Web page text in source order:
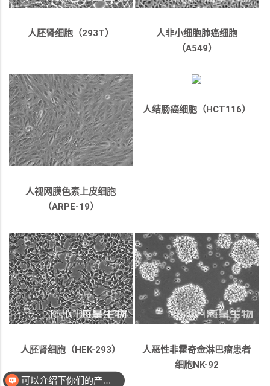
人胚肾细胞（293T）
人非小细胞肺癌细胞
（A549）
人视网膜色素上皮细胞
（ARPE-19）
人结肠癌细胞（HCT116）
人胚肾细胞（HEK-293）
人恶性非霍奇金淋巴瘤患者
细胞NK-92
可以介绍下你们的产品么